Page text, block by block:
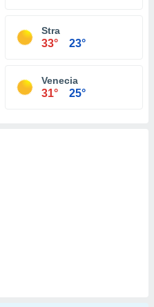
Stra
33° 23°
Venecia
31° 25°